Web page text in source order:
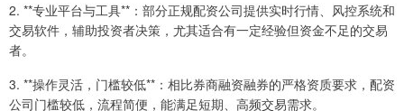
2. **专业平台与工具**：部分正规配资公司提供实时行情、风控系统和
交易软件，辅助投资者决策，尤其适合有一定经验但资金不足的交易
者。
3. **操作灵活，门槛较低**：相比券商融资融券的严格资质要求，配资
公司门槛较低，流程简便，能满足短期、高频交易需求。